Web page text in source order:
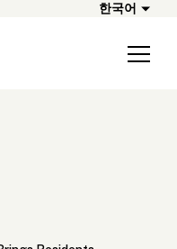
한국어